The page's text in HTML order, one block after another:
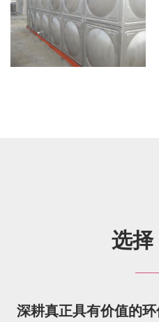
选择
深耕真正具有价值的